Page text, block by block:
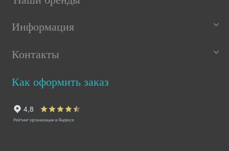
Информация
Контакты
Как оформить заказ